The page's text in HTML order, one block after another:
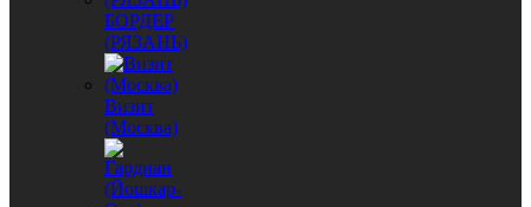
БОРДЕР
(РЯЗАНЬ)
Визит
(Москва)